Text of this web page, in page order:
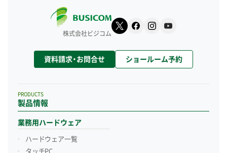
株式会社ビジコム
資料請求・お問合せ ショールーム予約
製品情報
PRODUCTS
業務用ハードウェア
ハードウェア一覧
タッチPC